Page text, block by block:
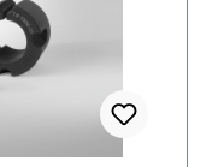
mmmm
ConCar